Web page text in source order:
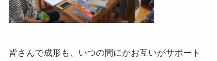
皆さんで成形も、いつの間にかお互いがサポート